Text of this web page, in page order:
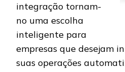
integração tornam-
no uma escolha
inteligente para
empresas que desejam
suas operações